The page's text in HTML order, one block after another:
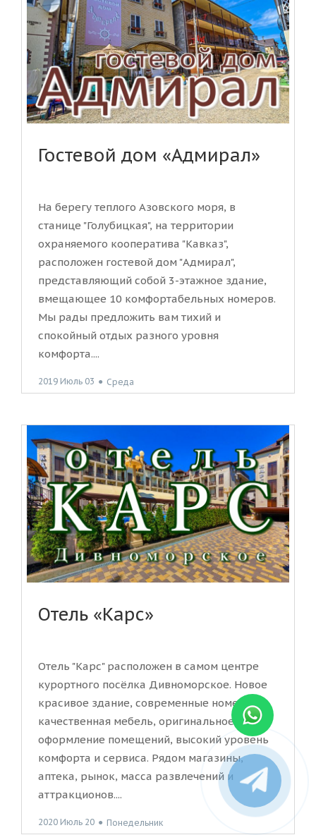
Гостевой дом «Адмирал»
На берегу теплого Азовского моря, в
станице "Голубицкая", на территории
охраняемого кооператива "Кавказ",
расположен гостевой дом "Адмирал",
представляющий собой 3-этажное здание,
вмещающее 10 комфортабельных номеров.
Мы рады предложить вам тихий и
спокойный отдых разного уровня
комфорта....
2019 Июль 03 ● Среда
Отель «Карс»
Отель "Карс" расположен в самом центре
курортного посёлка Дивноморское. Новое
красивое здание, современные номера,
качественная мебель, оригинальное
оформление помещений, высокий уровень
комфорта и сервиса. Рядом магазины,
аптека, рынок, масса развлечений и
аттракционов....
2020 Июль 20 ● Понедельник